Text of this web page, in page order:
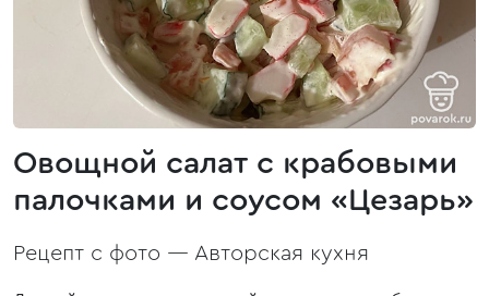
Овощной салат с крабовыми
палочками и соусом «Цезарь»
Рецепт с фото — Авторская кухня